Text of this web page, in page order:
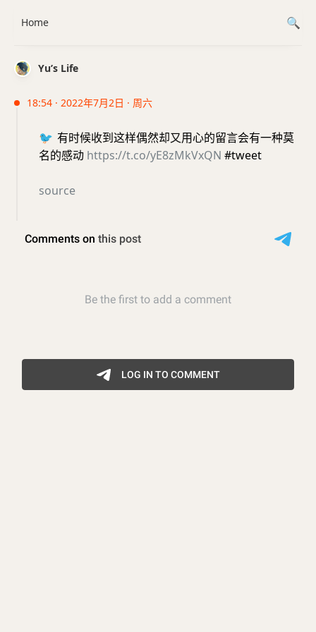
Yu’s Life
18:54 · 2022年7月2日 · 周六
🐦 有时候收到这样偶然却又用心的留言会有一种莫
名的感动 https://t.co/yE8zMkVxQN #tweet
source
Home